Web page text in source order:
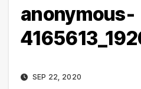
anonymous-
SEP 22, 2020